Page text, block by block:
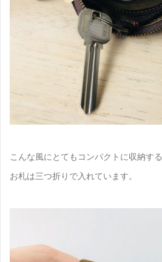
こんな風にとてもコンパクトに収納す
お札は三つ折りで入れています。